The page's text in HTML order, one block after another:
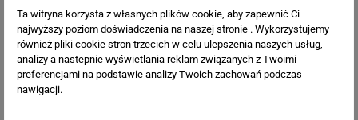
tutu ze złotymi akcentami i towarzyszącym jej czarnym łabędziem.
Rozsypane gwiazdki i pastelowe kwiaty na jasnym tle dodają
lekkości, tworząc bajkowy klimat i wrażenie większej przestrzeni.
Idealna do pokoju dziewczynki, kącika zabaw, przedszkola lub
szkoły tańca, gdzie wprowadzi nutę elegancji i zachęci do marzeń.
Doskonale komponuje się ze stylem skandynawskim, glamour i
Ta witryna korzysta z własnych plików cookie, aby zapewnić Ci
najwyższy poziom doświadczenia na naszej stronie . Wykorzystujemy
również pliki cookie stron trzecich w celu ulepszenia naszych usług,
analizy a nastepnie wyświetlania reklam związanych z Twoimi
preferencjami na podstawie analizy Twoich zachowań podczas
nawigacji.